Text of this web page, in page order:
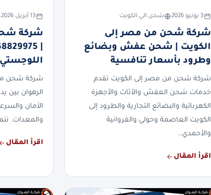
3 يونيو 2026 شحن الي الكويت
شركة شحن من مصر إلى
الكويت | شحن عفش وبضائع
وطرود بأسعار تنافسية
شركة شحن من مصر إلى الكويت تقدم
خدمات شحن العفش والأثاث والأجهزة
الكهربائية والبضائع التجارية والطرود إلى
الكويت العاصمة وحولي والفروانية
والأحمدي…
اقرأ المقال
13 أبريل 2026
شركة
شركة شحن
الرهوان بين
الأمان
والمعدات.
اقرأ المقال